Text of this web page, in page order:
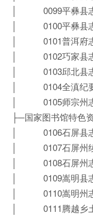
│ 0099平彝县志
│ 0100平彝县志
│ 0101普洱府志
│ 0102巧家县志
│ 0103邱北县志
│ 0104全滇纪要
│ 0105师宗州志
├─国家图书馆特色
│ 0106石屏县志
│ 0107石屏州续
│ 0108石屏州志
│ 0109嵩明县志
│ 0110嵩明州志
│ 0111腾越乡土